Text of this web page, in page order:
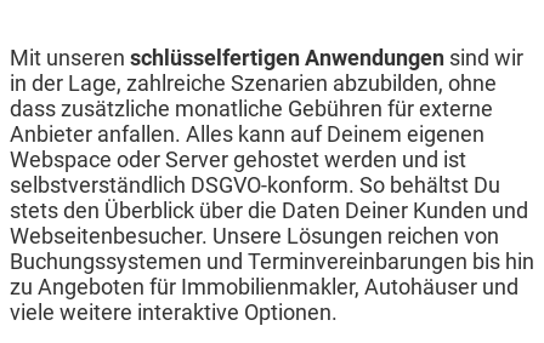
Mit unseren schlüsselfertigen Anwendungen sind wir
in der Lage, zahlreiche Szenarien abzubilden, ohne
dass zusätzliche monatliche Gebühren für externe
Anbieter anfallen. Alles kann auf Deinem eigenen
Webspace oder Server gehostet werden und ist
selbstverständlich DSGVO-konform. So behältst Du
stets den Überblick über die Daten Deiner Kunden und
Webseitenbesucher. Unsere Lösungen reichen von
Buchungssystemen und Terminvereinbarungen bis hin
zu Angeboten für Immobilienmakler, Autohäuser und
viele weitere interaktive Optionen.